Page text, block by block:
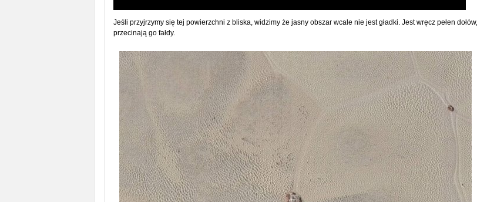
Jeśli przyjrzymy się tej powierzchni z bliska, widzimy że jasny obszar wcale nie jest gładki. Jest wręcz pełen dołów,
przecinają go fałdy.